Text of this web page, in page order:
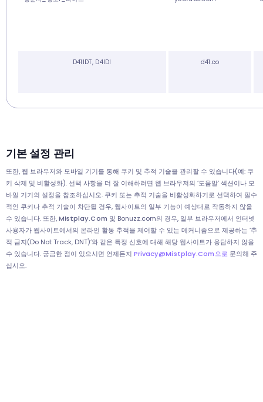
D41IDT, D4IDI d41.co
기본 설정 관리
또한, 웹 브라우저와 모바일 기기를 통해 쿠키 및 추적 기술을 관리할 수 있습니다(예: 쿠
키 삭제 및 비활성화). 선택 사항을 더 잘 이해하려면 웹 브라우저의 ‘도움말’ 섹션이나 모
바일 기기의 설정을 참조하십시오. 쿠키 또는 추적 기술을 비활성화하기로 선택하여 필수
적인 쿠키나 추적 기술이 차단될 경우, 웹사이트의 일부 기능이 예상대로 작동하지 않을
수 있습니다. 또한,Mistplay.com 및 Bonuzz.com의 경우, 일부 브라우저에서 인터넷
사용자가 웹사이트에서의 온라인 활동 추적을 제어할 수 있는 메커니즘으로 제공하는 ‘추
적 금지(Do Not Track, DNT)’와 같은 특정 신호에 대해 해당 웹사이트가 응답하지 않을
수 있습니다. 궁금한 점이 있으시면 언제든지 Privacy@mistplay.com으로 문의해 주
십시오.